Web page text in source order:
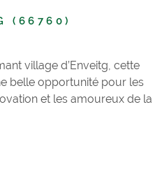
(66760)
village d’Enveitg, cette
belle opportunité pour les
et les amoureux de la